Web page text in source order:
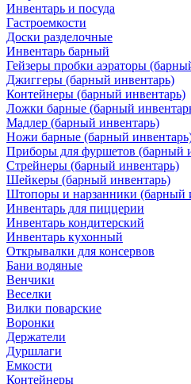
Инвентарь и посуда
Гастроемкости
Доски разделочные
Инвентарь барный
Гейзеры пробки аэраторы
Джиггеры (барный инвентарь)
Контейнеры (барный инвентарь)
Ложки барные (барный
Мадлер (барный инвентарь)
Ножи барные (барный
Приборы для фуршетов (барный
Стрейнеры (барный инвентарь)
Шейкеры (барный инвентарь)
Штопоры и нарзанники (барный
Инвентарь для пиццерии
Инвентарь кондитерский
Инвентарь кухонный
Открывалки для консервов
Бани водяные
Венчики
Веселки
Вилки поварские
Воронки
Держатели
Дуршлаги
Емкости
Контейнеры